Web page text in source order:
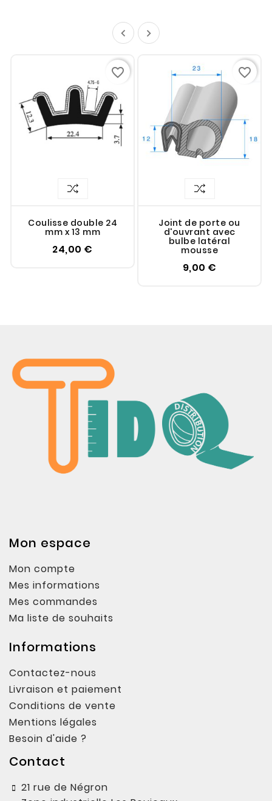
 
Coulisse double 24
mm x 13 mm
24,00 €
favorite_border
Joint de porte ou
d'ouvrant avec
bulbe latéral
mousse
9,00 €
favorite_border
Mon espace
Mon compte
Mes informations
Mes commandes
Ma liste de souhaits
Informations
Contactez-nous
Livraison et paiement
Conditions de vente
Mentions légales
Besoin d'aide ?
Contact
21 rue de Négron